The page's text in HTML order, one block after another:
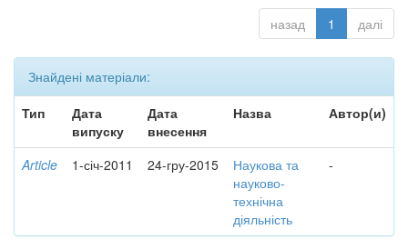
назад 1 далі
Знайдені матеріали:
Тип
Дата
випуску
Дата
внесення
Назва Автор(и)
Article 1-січ-2011 24-гру-2015
Наукова та
науково-
технічна
діяльність
-